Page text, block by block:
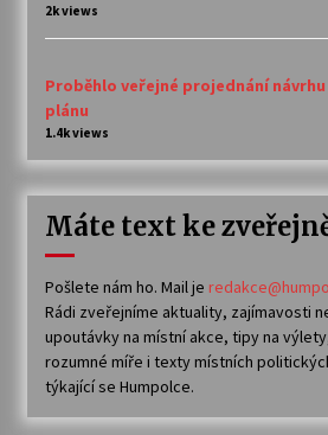
2k views
Proběhlo veřejné projednání
plánu
1.4k views
Máte text ke
Pošlete nám ho. Mail je
Rádi zveřejníme aktuality, zajímavosti
upoutávky na místní akce, tipy na
rozumné míře i texty místních
týkající se Humpolce.